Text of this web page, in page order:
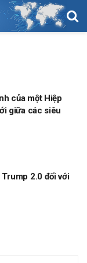
của một Hiệp
giữa các siêu
2.0 đối với